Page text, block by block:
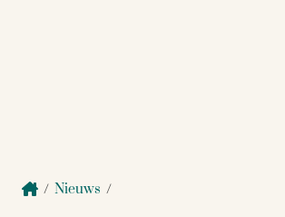
/ Nieuws /